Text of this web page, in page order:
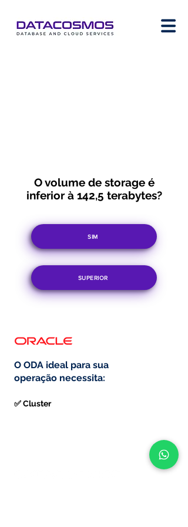
O volume de storage é
inferior à 142,5 terabytes?
SIM
SUPERIOR
O ODA ideal para sua
operação necessita:
✅ Cluster